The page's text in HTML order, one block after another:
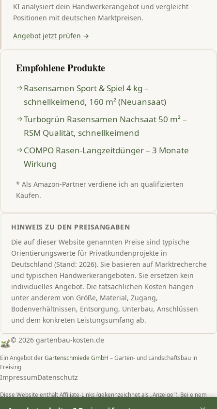
KI analysiert dein Handwerkerangebot und vergleicht
Positionen mit deutschen Marktpreisen.
Angebot jetzt prüfen →
Empfohlene Produkte
Rasensamen Sport & Spiel 4 kg –
schnellkeimend, 160 m² (Neuansaat)
Turbogrün Rasensamen Nachsaat 50 m² –
RSM Qualität, schnellkeimend
COMPO Rasen-Langzeitdünger – 3 Monate
Wirkung
* Als Amazon-Partner verdiene ich an qualifizierten
Käufen.
HINWEIS ZU DEN PREISANGABEN
Die auf dieser Website genannten Preise sind typische
Orientierungswerte für Privatkundenprojekte in
Deutschland (Stand: 2026). Sie basieren auf Marktrecherche
und typischen Handwerkerangeboten. Sie ersetzen kein
individuelles Angebot. Die tatsächlichen Kosten hängen
unter anderem von Größe, Material, Zugang,
Bodenverhältnissen, Entsorgung, Unterbau, Anschlüssen
und dem konkreten Leistungsumfang ab.
© 2026 gartenbau-kosten.de
Ein Angebot derGartenschmiede GmbH – Garten- und Landschaftsbau in
Freising
ImpressumDatenschutz
Diese Website enthält Affiliate-Links (gekennzeichnet als „Anzeige"). Bei einem